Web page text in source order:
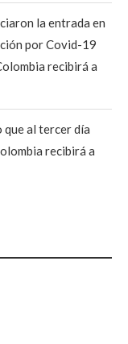
la entrada en
por Covid-19
recibirá a
al tercer día
recibirá a